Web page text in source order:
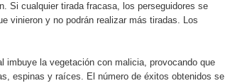
Si cualquier tirada fracasa, los perseguidores se
vinieron y no podrán realizar más tiradas. Los
imbuye la vegetación con malicia, provocando que
espinas y raíces. El número de éxitos obtenidos se